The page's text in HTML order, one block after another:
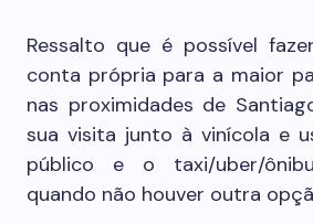
Ressalto que é possível
conta própria para a maior
nas proximidades de
sua visita junto à vinícola e
público e o taxi/uber/
quando não houver outra